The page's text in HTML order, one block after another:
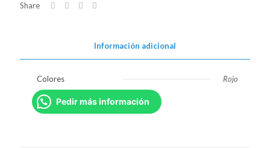
Share
Información adicional
Colores Rojo
Pedir más información